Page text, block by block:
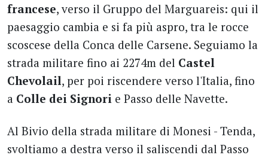
francese, verso il Gruppo del Marguareis: qui il
paesaggio cambia e si fa più aspro, tra le rocce
scoscese della Conca delle Carsene. Seguiamo la
strada militare fino ai 2274m del Castel
Chevolail, per poi riscendere verso l'Italia, fino
a Colle dei Signori e Passo delle Navette.
Al Bivio della strada militare di Monesi - Tenda,
svoltiamo a destra verso il saliscendi dal Passo